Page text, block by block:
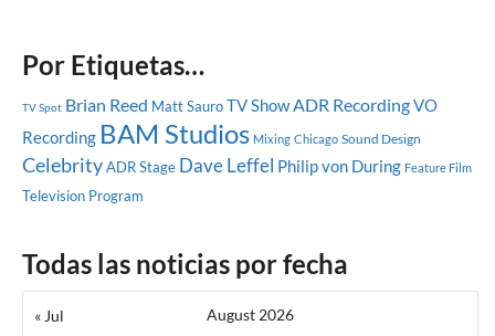
Por Etiquetas…
TV Spot Brian Reed Matt SauroTV Show ADR RecordingVO
Recording BAM Studios Mixing Chicago Sound Design
CelebrityADR Stage Dave Leffel Philip von During Feature Film
Television Program
Todas las noticias por fecha
August 2026
« Jul